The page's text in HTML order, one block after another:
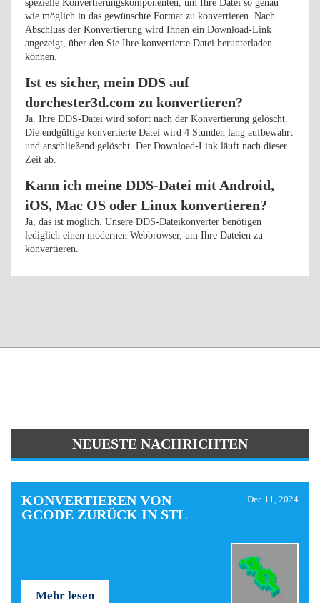
spezielle Konvertierungskomponenten, um Ihre Datei so genau
wie möglich in das gewünschte Format zu konvertieren. Nach
Abschluss der Konvertierung wird Ihnen ein Download-Link
angezeigt, über den Sie Ihre konvertierte Datei herunterladen
können.
Ist es sicher, mein DDS auf
dorchester3d.com zu konvertieren?
Ja. Ihre DDS-Datei wird sofort nach der Konvertierung gelöscht.
Die endgültige konvertierte Datei wird 4 Stunden lang aufbewahrt
und anschließend gelöscht. Der Download-Link läuft nach dieser
Zeit ab.
Kann ich meine DDS-Datei mit Android,
iOS, Mac OS oder Linux konvertieren?
Ja, das ist möglich. Unsere DDS-Dateikonverter benötigen
lediglich einen modernen Webbrowser, um Ihre Dateien zu
konvertieren.
NEUESTE NACHRICHTEN
KONVERTIEREN VON
GCODE ZURÜCK IN STL
Dec 11, 2024
Mehr lesen